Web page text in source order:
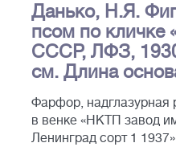
Данько, Н.Я.
псом по кличке
СССР, ЛФЗ,
см. Длина
Фарфор, надглазурная
в венке «НКТП завод
Ленинград сорт 1